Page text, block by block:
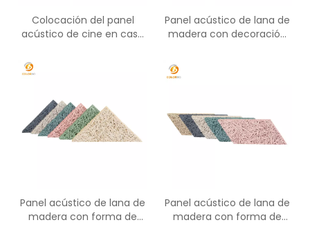
Colocación del panel
acústico de cine en casa
Panel acústico de lana de
madera con decoración
Panel acústico de lana de
madera con forma de
Panel acústico de lana de
madera con forma de